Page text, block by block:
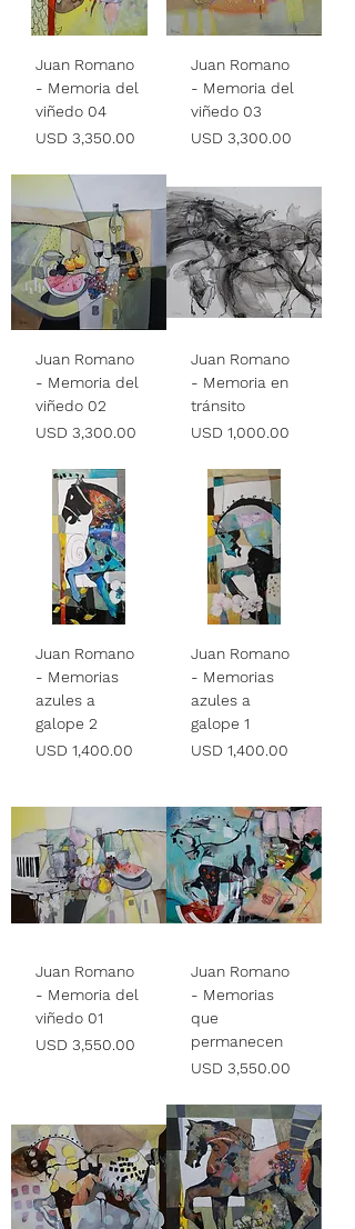
Juan Romano
- Memoria del
viñedo 04
Precio
USD 3,350.00
Juan Romano
- Memoria del
viñedo 03
Precio
USD 3,300.00
Juan Romano
- Memoria del
viñedo 02
Precio
USD 3,300.00
Juan Romano
- Memoria en
tránsito
Precio
USD 1,000.00
Juan Romano
- Memorias
azules a
galope 2
Precio
USD 1,400.00
Juan Romano
- Memorias
azules a
galope 1
Precio
USD 1,400.00
Juan Romano
- Memoria del
viñedo 01
Precio
USD 3,550.00
Juan Romano
- Memorias
que
permanecen
Precio
USD 3,550.00